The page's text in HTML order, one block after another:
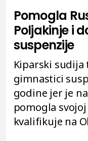
Pomogla
Poljakinje i
suspenzije
Kiparski
gimnastici
godine jer je
pomogla
kvalifikuje na